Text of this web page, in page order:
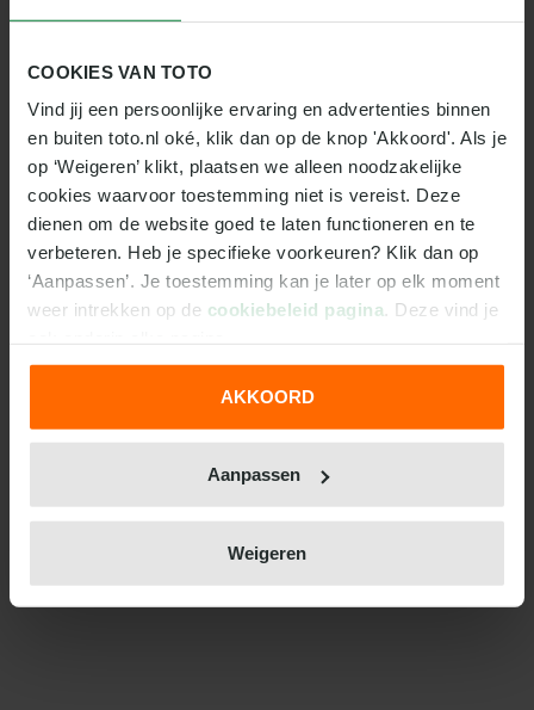
COOKIES VAN TOTO
Vind jij een persoonlijke ervaring en advertenties binnen
en buiten toto.nl oké, klik dan op de knop 'Akkoord'. Als je
op ‘Weigeren’ klikt, plaatsen we alleen noodzakelijke
cookies waarvoor toestemming niet is vereist. Deze
dienen om de website goed te laten functioneren en te
verbeteren. Heb je specifieke voorkeuren? Klik dan op
‘Aanpassen’. Je toestemming kan je later op elk moment
weer intrekken op de cookiebeleid pagina . Deze vind je
We werken samen met31 derdendie uw gegevens
AKKOORD
Aanpassen
Weigeren